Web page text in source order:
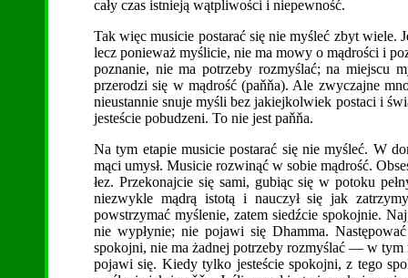
cały czas istnieją wątpliwości i niepewność.
Tak więc musicie postarać się nie myśleć zbyt wiele.
lecz ponieważ myślicie, nie ma mowy o mądrości i
poznanie, nie ma potrzeby rozmyślać; na miejscu
przerodzi się w mądrość (paňňa). Ale zwyczajne
nieustannie snuje myśli bez jakiejkolwiek postaci i
jesteście pobudzeni. To nie jest paňňa.
Na tym etapie musicie postarać się nie myśleć. W
mąci umysł. Musicie rozwinąć w sobie mądrość.
łez. Przekonajcie się sami, gubiąc się w potoku
niezwykle mądrą istotą i nauczył się jak
powstrzymać myślenie, zatem siedźcie spokojnie.
nie wypłynie; nie pojawi się Dhamma.
spokojni, nie ma żadnej potrzeby rozmyślać — w
pojawi się. Kiedy tylko jesteście spokojni, z tego